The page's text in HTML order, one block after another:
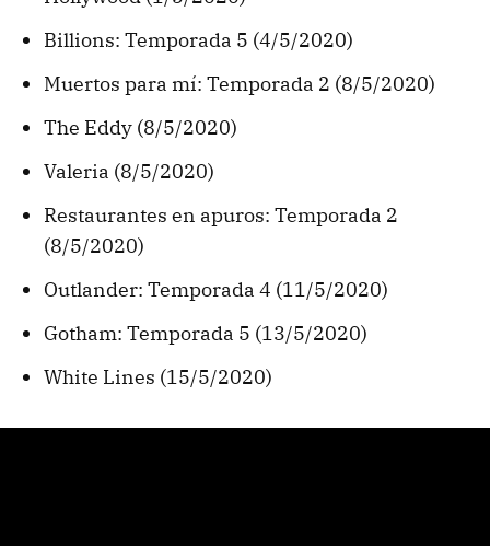
Billions: Temporada 5 (4/5/2020)
Muertos para mí: Temporada 2 (8/5/2020)
The Eddy (8/5/2020)
Valeria (8/5/2020)
Restaurantes en apuros: Temporada 2
(8/5/2020)
Outlander: Temporada 4 (11/5/2020)
Gotham: Temporada 5 (13/5/2020)
White Lines (15/5/2020)